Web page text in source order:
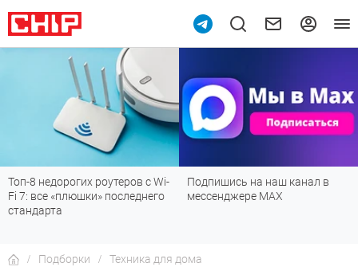
Топ-8 недорогих роутеров с Wi-
Fi 7: все «плюшки» последнего
стандарта
Подпишись на наш канал в
мессенджере МАХ
Подборки Техника для дома